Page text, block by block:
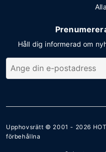
Håll dig informerad om
Upphovsrätt © 2001 - 2026
förbehållna